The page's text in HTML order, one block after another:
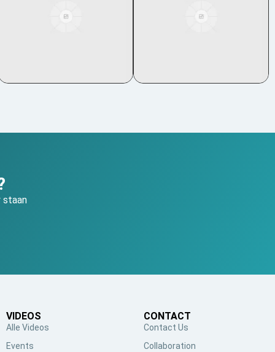
staan
VIDEOS
Alle Videos
Events
CONTACT
Contact Us
Collaboration